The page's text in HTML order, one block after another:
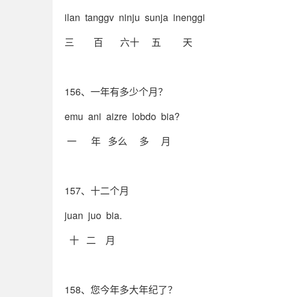
ilan tanggv ninju sunja inenggi
三 百 六十 五 天
156、一年有多少个月？
emu ani aizre lobdo bia?
一 年 多么 多 月
157、十二个月
juan juo bia.
十 二 月
158、您今年多大年纪了？